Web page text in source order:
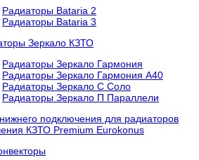
Радиаторы Bataria 2
Радиаторы Bataria 3
Зеркало КЗТО
Радиаторы Зеркало Гармония
Радиаторы Зеркало Гармония А40
Радиаторы Зеркало С Соло
Радиаторы Зеркало П Параллели
подключения для радиаторов
КЗТО Premium Eurokonus